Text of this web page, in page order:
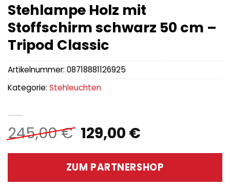
Stehlampe Holz mit
Stoffschirm schwarz 50 cm –
Tripod Classic
245,00€ Ursprünglicher
Preis
war:
245,00 €
129,00 €Aktueller
ist:
129,00 €.
ZUM PARTNERSHOP
Artikelnummer: 08718881126925
Kategorie: Stehleuchten